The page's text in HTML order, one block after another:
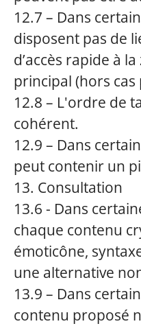
12.7 – Dans
disposent pas de
d’accès rapide à
principal (hors
12.8 – L'ordre de
cohérent.
12.9 – Dans
peut contenir un
13. Consultation
13.6 - Dans
chaque contenu
émoticône,
une alternative
13.9 – Dans
contenu proposé